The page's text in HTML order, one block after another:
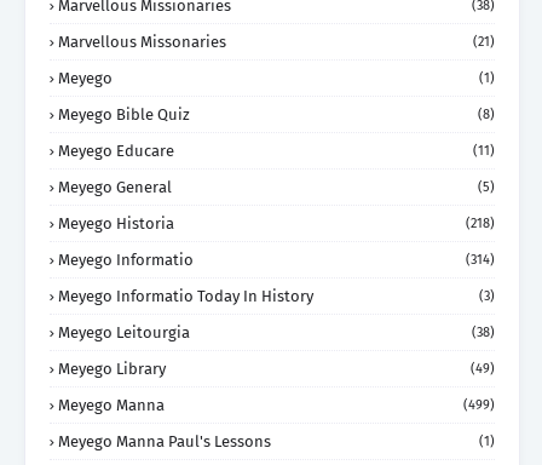
Marvellous Missionaries (38)
Marvellous Missonaries (21)
Meyego (1)
Meyego Bible Quiz (8)
Meyego Educare (11)
Meyego General (5)
Meyego Historia (218)
Meyego Informatio (314)
Meyego Informatio Today In History (3)
Meyego Leitourgia (38)
Meyego Library (49)
Meyego Manna (499)
Meyego Manna Paul's Lessons (1)